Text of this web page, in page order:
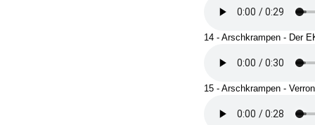
14 - Arschkrampen - Der
15 - Arschkrampen -